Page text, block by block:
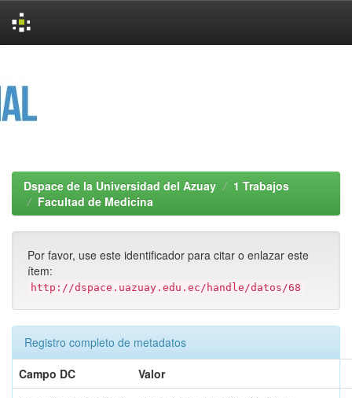
Dspace de la Universidad del Azuay
1 Trabajos
Facultad de Medicina
Por favor, use este identificador para citar o enlazar este
ítem:
http://dspace.uazuay.edu.ec/handle/datos/68
Registro completo de metadatos
Campo DC
Valor